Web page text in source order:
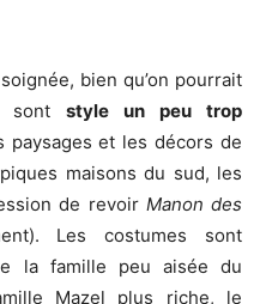
bien qu’on pourrait
sont style un peu trop
paysages et les décors de
maisons du sud, les
de revoir Manon des
Les costumes sont
la famille peu aisée du
Mazel plus riche, le